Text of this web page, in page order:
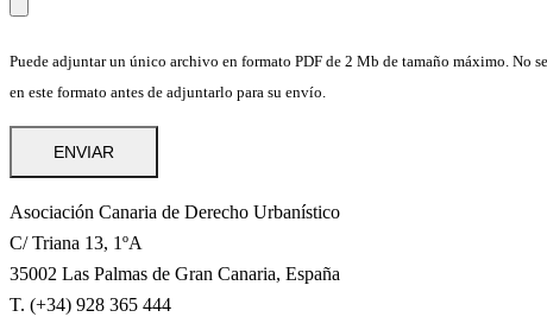
Puede adjuntar un único archivo en formato PDF de 2 Mb de tamaño máximo.
en este formato antes de adjuntarlo para su envío.
Asociación Canaria de Derecho Urbanístico
C/ Triana 13, 1ºA
35002 Las Palmas de Gran Canaria, España
T. (+34) 928 365 444